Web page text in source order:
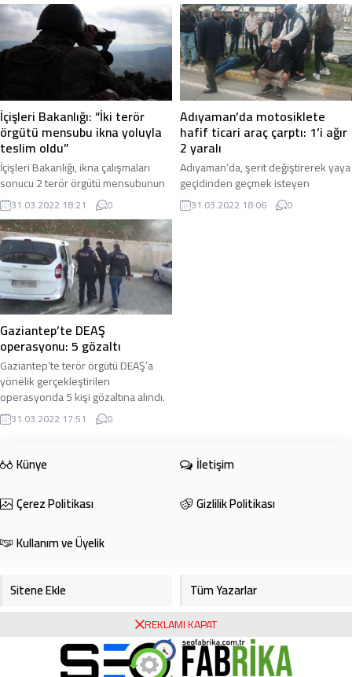
İçişleri Bakanlığı: “İki terör
örgütü mensubu ikna yoluyla
teslim oldu”
İçişleri Bakanlığı, ikna çalışmaları
sonucu 2 terör örgütü mensubunun
ikna yoluyla teslim olduğunu
duyurdu. İçişleri Bakanlığı tarafından
yapılan ...
31.03.2022 18:21 0
Adıyaman’da motosiklete
hafif ticari araç çarptı: 1’i ağır
2 yaralı
Adıyaman’da, şerit değiştirerek yaya
geçidinden geçmek isteyen
motosiklete hafif ticari aracın
çarpması sonucu meydana gelen
31.03.2022 18:06 0
Gaziantep’te DEAŞ
operasyonu: 5 gözaltı
Gaziantep’te terör örgütü DEAŞ’a
yönelik gerçekleştirilen
operasyonda 5 kişi gözaltına alındı.
Gaziantep Emniyet Müdürlüğü
Terörle Mücadele Şube ...
31.03.2022 17:51 0
Künye
İletişim
Çerez Politikası
Gizlilik Politikası
Kullanım ve Üyelik
Sitene Ekle
Tüm Yazarlar
Foto Galeri
Video Galeri
Bursa Haberleri
REKLAMI KAPAT